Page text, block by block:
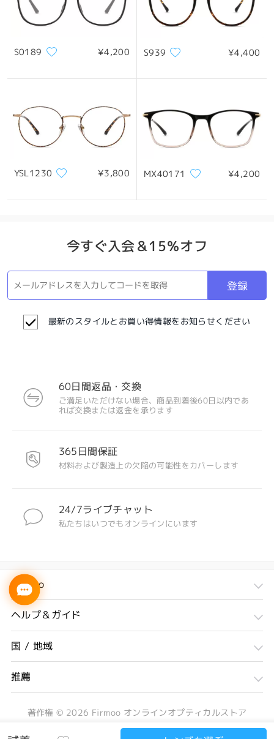
S0189 ¥4,200 S939 ¥4,400
YSL1230 ¥3,800 MX40171 ¥4,200
今すぐ入会＆15％オフ
登録
最新のスタイルとお買い得情報をお知らせください
60日間返品・交換
ご満足いただけない場合、商品到着後60日以内であ
れば交換または返金を承ります
365日間保証
材料および製造上の欠陥の可能性をカバーします
24/7ライブチャット
私たちはいつでもオンラインにいます
Firmoo
ヘルプ＆ガイド
国 / 地域
推薦
著作権 © 2026 Firmoo オンラインオプティカルストア